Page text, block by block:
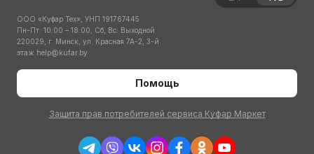
ООО «Куфар Тех», УНП 191767445
Пн-Пт: 10:00 – 18:00; Сб, Вс: Выходной
220029, г. Минск, ул. Красная 7А-2, 3-й
этаж help@kufar.by
Помощь
Защита прав потребителей сервиса Куфар Маркет